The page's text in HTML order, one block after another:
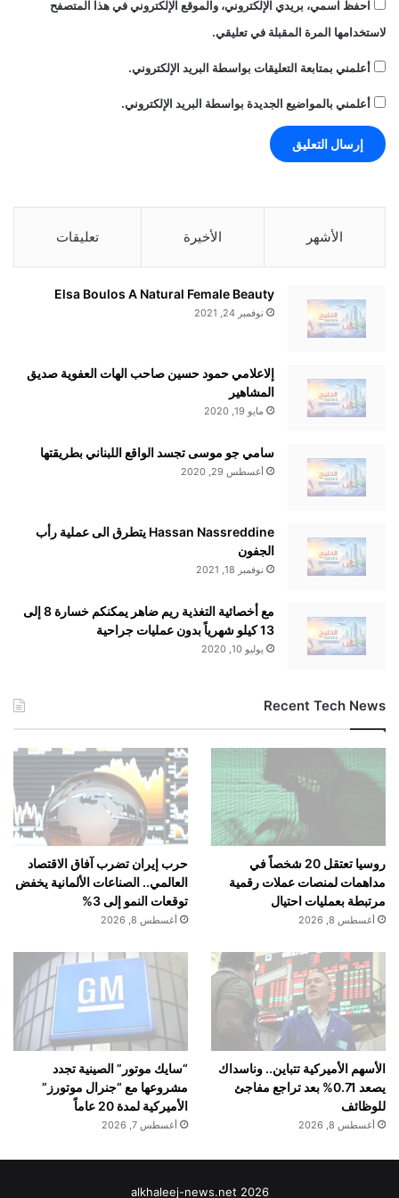
الوسطى
احفظ اسمي، بريدي الإلكتروني، والموقع الإلكتروني في هذا المتصفح
لاستخدامها المرة المقبلة في تعليقي.
أعلمني بمتابعة التعليقات بواسطة البريد الإلكتروني.
أعلمني بالمواضيع الجديدة بواسطة البريد الإلكتروني.
الأشهر الأخيرة تعليقات
Elsa Boulos A Natural Female Beauty
نوفمبر 24, 2021
إلاعلامي حمود حسين صاحب الهات العفوية صديق
المشاهير
مايو 19, 2020
سامي جو موسى تجسد الواقع اللبناني بطريقتها
أغسطس 29, 2020
Hassan Nassreddine يتطرق الى عملية رأب
الجفون
نوفمبر 18, 2021
مع أخصائية التغذية ريم ضاهر يمكنكم خسارة 8 إلى
13 كيلو شهرياً بدون عمليات جراحية
يوليو 10, 2020
Recent Tech News
روسيا تعتقل 20 شخصاً في
مداهمات لمنصات عملات رقمية
مرتبطة بعمليات احتيال
أغسطس 8, 2026
حرب إيران تضرب آفاق الاقتصاد
العالمي.. الصناعات الألمانية يخفض
توقعات النمو إلى 3%
أغسطس 8, 2026
الأسهم الأميركية تتباين.. وناسداك
يصعد 0.71% بعد تراجع مفاجئ
للوظائف
أغسطس 8, 2026
“سايك موتور” الصينية تجدد
مشروعها مع “جنرال موتورز”
الأميركية لمدة 20 عاماً
أغسطس 7, 2026
alkhaleej-news.net 2026